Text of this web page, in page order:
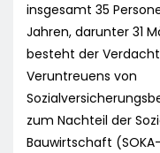
insgesamt 35
Jahren, darunter 31
besteht der
Veruntreuens von
zum Nachteil der
Bauwirtschaft